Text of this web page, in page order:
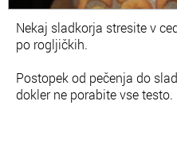
Nekaj sladkorja stresite v
po rogljičkih.
Postopek od pečenja do
dokler ne porabite vse testo.